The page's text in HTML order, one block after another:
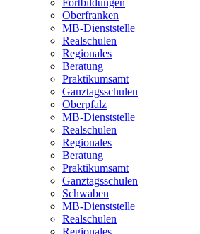
Fortbildungen
Oberfranken
MB-Dienststelle
Realschulen
Regionales
Beratung
Praktikumsamt
Ganztagsschulen
Oberpfalz
MB-Dienststelle
Realschulen
Regionales
Beratung
Praktikumsamt
Ganztagsschulen
Schwaben
MB-Dienststelle
Realschulen
Regionales